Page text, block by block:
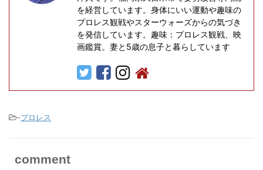
を経営しています。身体にいい運動や趣味の
プロレス観戦やスターウォーズからの気づき
を発信しています。趣味：プロレス観戦、映
画鑑賞。妻と5歳の息子と暮らしています
-プロレス
comment